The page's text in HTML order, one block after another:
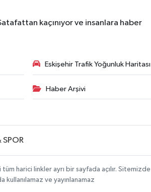
kaçınıyor ve insanlara haber
Eskişehir Trafik Yoğunluk Haritası
Haber Arşivi
SPOR
harici linkler ayrı bir sayfada açılır. Sitemizde
ve yayınlanamaz